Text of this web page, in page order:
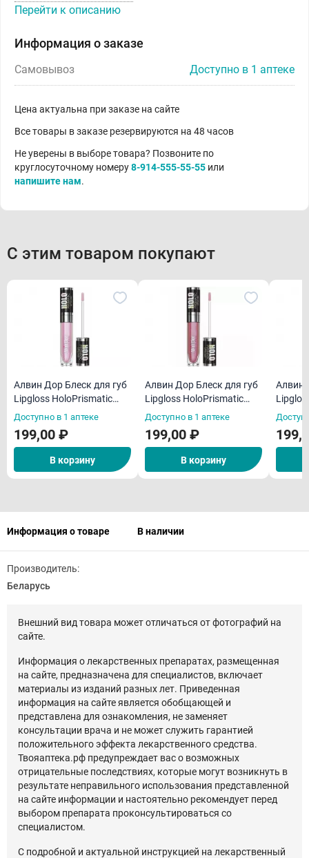
Перейти к описанию
Информация о заказе
Самовывоз Доступно в 1 аптеке
Цена актуальна при заказе на сайте
Все товары в заказе резервируются на 48 часов
Не уверены в выборе товара? Позвоните по
круглосуточному номеру8-914-555-55-55 или
напишите нам.
С этим товаром покупают
Алвин Дор Блеск для губ
Lipgloss HoloPrismatic
LG15 тон 02 5,6 г
Доступно в 1 аптеке
199,00 ₽
В корзину
Алвин Дор Блеск для губ
Lipgloss HoloPrismatic
LG15 тон 04 5,6 г
Доступно в 1 аптеке
199,00 ₽
В корзину
Алвин
LG15
Информация о товаре В наличии
Производитель:
Беларусь
Внешний вид товара может отличаться от фотографий на
сайте.
Информация о лекарственных препаратах, размещенная
на сайте, предназначена для специалистов, включает
материалы из изданий разных лет. Приведенная
информация на сайте является обобщающей и
представлена для ознакомления, не заменяет
консультации врача и не может служить гарантией
положительного эффекта лекарственного средства.
Твояаптека.рф предупреждает вас о возможных
отрицательные последствиях, которые могут возникнуть в
результате неправильного использования представленной
на сайте информации и настоятельно рекомендует перед
выбором препарата проконсультироваться со
специалистом.
С подробной и актуальной инструкцией на лекарственный